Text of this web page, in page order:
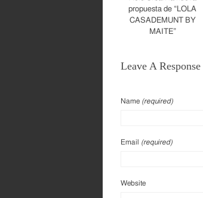
propuesta de “LOLA
CASADEMUNT BY
MAITE”
Leave A Response
Name (required)
Email (required)
Website